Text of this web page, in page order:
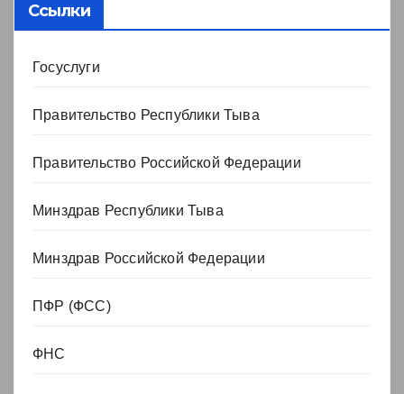
Ссылки
Госуслуги
Правительство Республики Тыва
Правительство Российской Федерации
Минздрав Республики Тыва
Минздрав Российской Федерации
ПФР (ФСС)
ФНС